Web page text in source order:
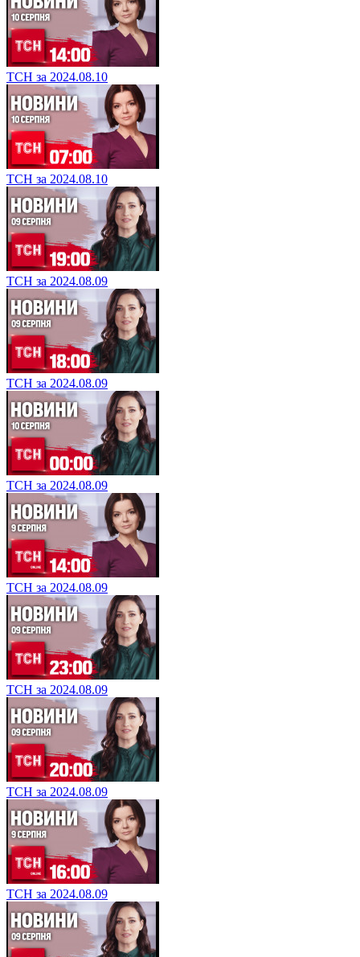
ТСН за 2024.08.10
ТСН за 2024.08.10
ТСН за 2024.08.09
ТСН за 2024.08.09
ТСН за 2024.08.09
ТСН за 2024.08.09
ТСН за 2024.08.09
ТСН за 2024.08.09
ТСН за 2024.08.09